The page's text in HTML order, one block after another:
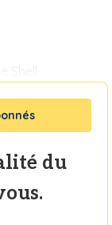
Shell
du